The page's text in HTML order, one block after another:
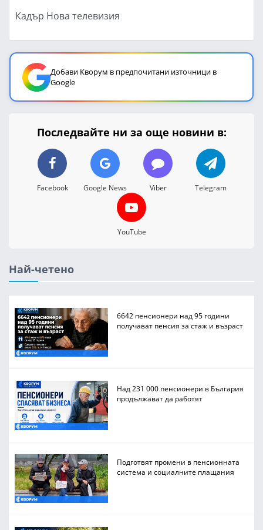
Кадър Нова телевизия
Добави Кворум в предпочитани източници в
Google
Последвайте ни за още новини в:
Facebook Google News Viber Telegram
YouTube
Най-четено
6642 пенсионери над 95 години
получават пенсия за стаж и възраст
Над 231 000 пенсионери в България
продължават да работят
Подготвят промени в пенсионната
система и социалните плащания